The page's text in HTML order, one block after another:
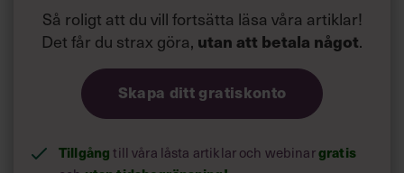
Så roligt att du vill fortsätta läsa våra artiklar!
Det får du strax göra, utan att betala något.
Skapa ditt gratiskonto
Tillgångtill våra låsta artiklar och webinargratis